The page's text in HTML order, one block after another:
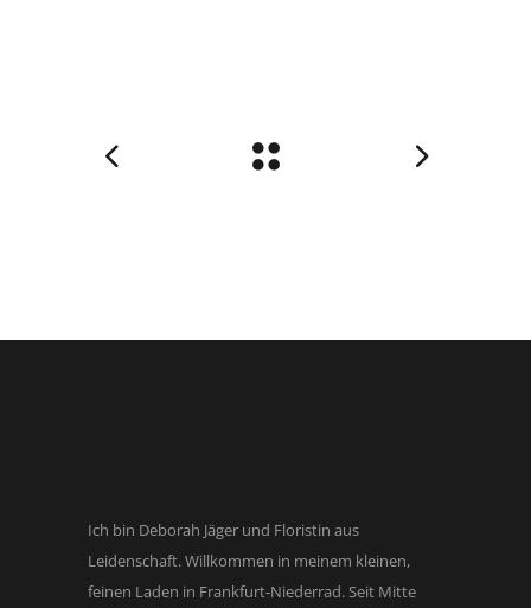
Ich bin Deborah Jäger und Floristin aus
Leidenschaft. Willkommen in meinem kleinen,
feinen Laden in Frankfurt-Niederrad. Seit Mitte